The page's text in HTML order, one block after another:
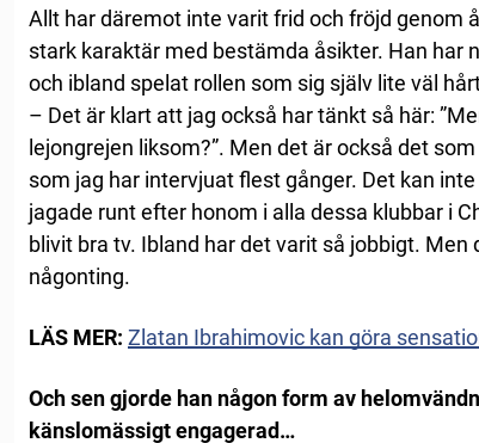
Allt har däremot inte varit frid och fröjd genom
stark karaktär med bestämda åsikter. Han har
och ibland spelat rollen som sig själv lite väl
– Det är klart att jag också har tänkt så här:
lejongrejen liksom?”. Men det är också det
som jag har intervjuat flest gånger. Det kan
jagade runt efter honom i alla dessa klubbar i
blivit bra tv. Ibland har det varit så jobbigt.
någonting.
LÄS MER: Zlatan Ibrahimovic kan göra
Och sen gjorde han någon form av
känslomässigt engagerad…